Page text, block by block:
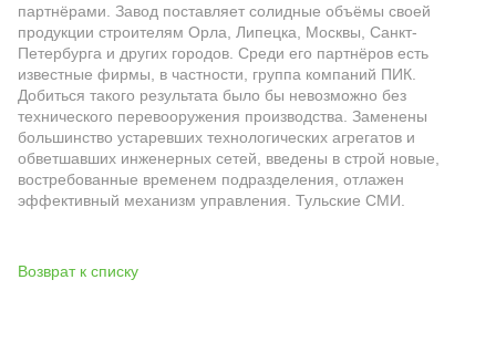
партнёрами. Завод поставляет солидные объёмы своей
продукции строителям Орла, Липецка, Москвы, Санкт-
Петербурга и других городов. Среди его партнёров есть
известные фирмы, в частности, группа компаний ПИК.
Добиться такого результата было бы невозможно без
технического перевооружения производства. Заменены
большинство устаревших технологических агрегатов и
обветшавших инженерных сетей, введены в строй новые,
востребованные временем подразделения, отлажен
эффективный механизм управления. Тульские СМИ.
Возврат к списку